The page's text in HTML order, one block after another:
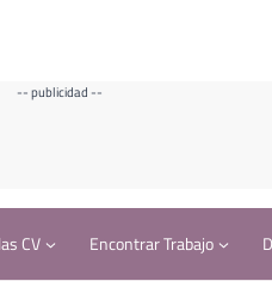
-- publicidad --
CV Encontrar Trabajo